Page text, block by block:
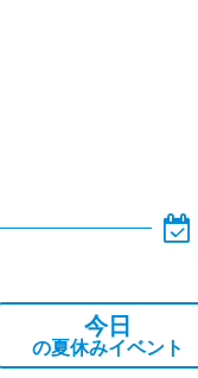
今日
の夏休みイベント